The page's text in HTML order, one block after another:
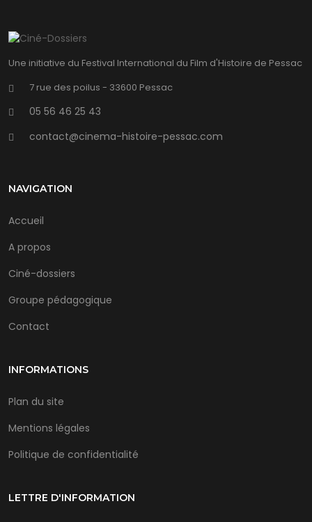
Une initiative du Festival International du Film d'Histoire de Pessac
7 rue des poilus - 33600 Pessac
05 56 46 25 43
contact@cinema-histoire-pessac.com
NAVIGATION
Accueil
A propos
Ciné-dossiers
Groupe pédagogique
Contact
INFORMATIONS
Plan du site
Mentions légales
Politique de confidentialité
LETTRE D'INFORMATION